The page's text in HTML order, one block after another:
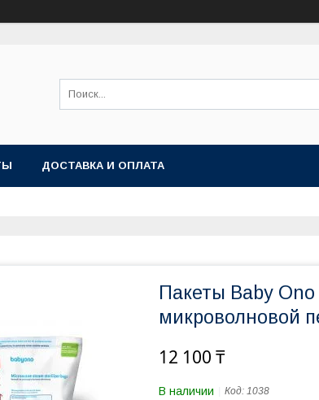
ДОСТАВКА И ОПЛАТА
Пакеты Baby
микроволновой
12 100 ₸
В наличии Код: 1038